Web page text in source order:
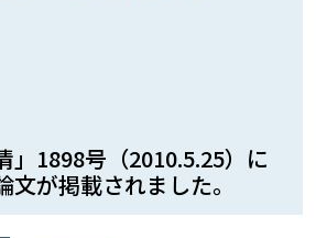
」1898号（2010.5.25）に
が掲載されました。